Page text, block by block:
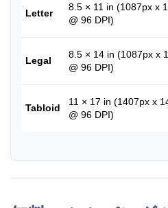
Letter
8.5 × 11 in (1087px x
@ 96 DPI)
Legal
8.5 × 14 in (1087px x
@ 96 DPI)
Tabloid
11 × 17 in (1407px x
@ 96 DPI)